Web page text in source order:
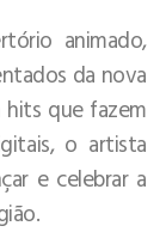
animado,
da nova
hits que fazem
o artista
e celebrar a